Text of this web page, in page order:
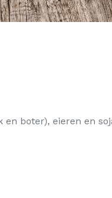
boter), eieren en